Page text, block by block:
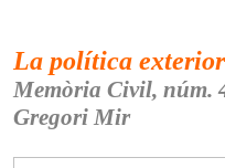
La política
Memòria Civil, núm.
Gregori Mir